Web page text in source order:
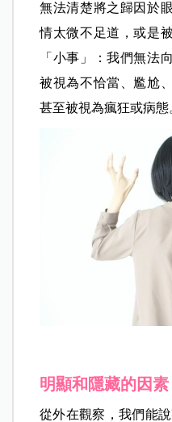
無法清楚將之歸因於
情太微不足道，或是
「小事」：我們無法
被視為不恰當、尷尬
甚至被視為瘋狂或病態
明顯和隱藏的因素
從外在觀察，我們能